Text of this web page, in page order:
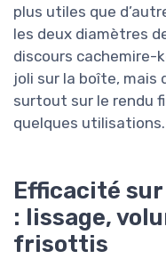
plus utiles que
les deux diamètres
discours cachemire-
joli sur la boîte, mais
surtout sur le rendu
quelques utilisations.
Efficacité
: lissage,
frisottis